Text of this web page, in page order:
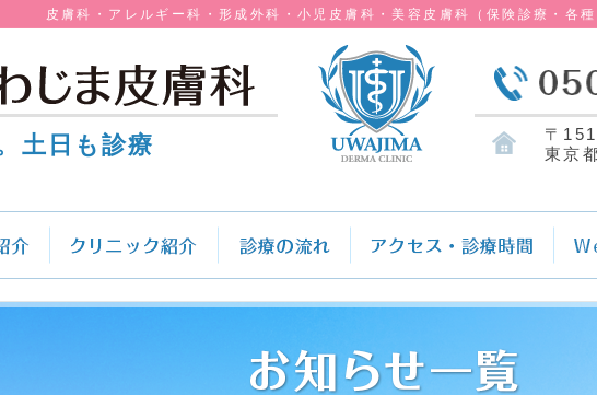
皮膚科・アレルギー科・形成外科・小児皮膚科・美容皮膚科（保険診療・各種
土日も診療
〒
東京